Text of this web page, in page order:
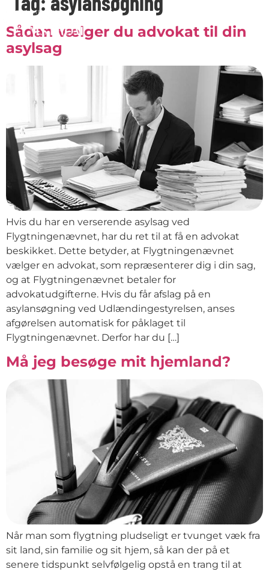
Sådan vælger du advokat til din
asylsag
Hvis du har en verserende asylsag ved
Flygtningenævnet, har du ret til at få en advokat
beskikket. Dette betyder, at Flygtningenævnet
vælger en advokat, som repræsenterer dig i din sag,
og at Flygtningenævnet betaler for
advokatudgifterne. Hvis du får afslag på en
asylansøgning ved Udlændingestyrelsen, anses
afgørelsen automatisk for påklaget til
Flygtningenævnet. Derfor har du […]
Må jeg besøge mit hjemland?
Når man som flygtning pludseligt er tvunget væk fra
sit land, sin familie og sit hjem, så kan der på et
senere tidspunkt selvfølgelig opstå en trang til at